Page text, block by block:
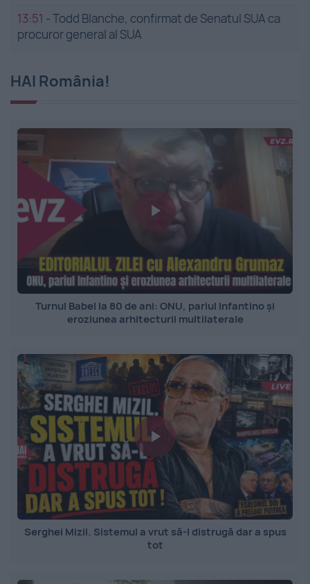
13:51 -Todd Blanche, confirmat de Senatul SUA ca
procuror general al SUA
HAI România!
Turnul Babel la 80 de ani: ONU, pariul Infantino și
eroziunea arhitecturii multilaterale
Serghei Mizil. Sistemul a vrut să-l distrugă dar a spus
tot